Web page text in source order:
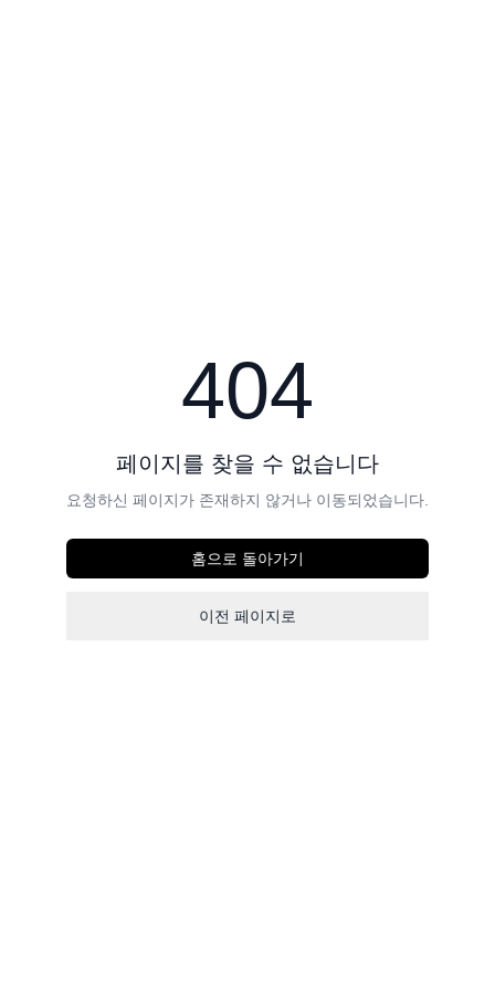
404
페이지를 찾을 수 없습니다
요청하신 페이지가 존재하지 않거나 이동되었습니다.
홈으로 돌아가기
이전 페이지로